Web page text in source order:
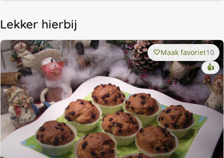
Lekker hierbij
Maak favoriet10
👍